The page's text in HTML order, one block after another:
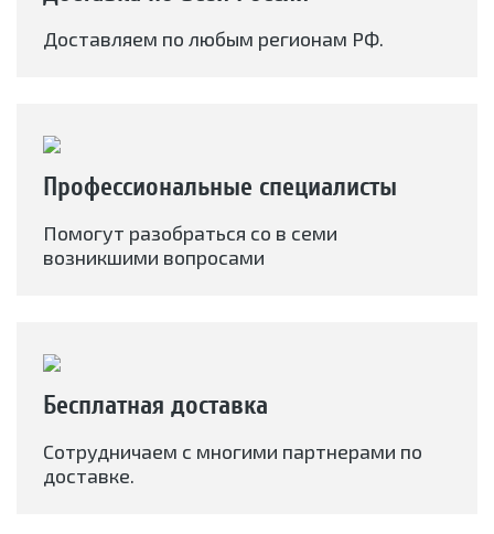
Доставляем по любым регионам РФ.
Профессиональные специалисты
Помогут разобраться со в семи
возникшими вопросами
Бесплатная доставка
Сотрудничаем с многими партнерами по
доставке.